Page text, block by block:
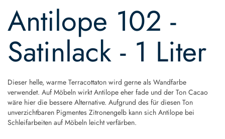
Antilope 102 -
Satinlack - 1 Liter
Dieser helle, warme Terracottaton wird gerne als Wandfarbe
verwendet. Auf Möbeln wirkt Antilope eher fade und der Ton Cacao
wäre hier die bessere Alternative. Aufgrund des für diesen Ton
unverzichtbaren Pigmentes Zitronengelb kann sich Antilope bei
Schleifarbeiten auf Möbeln leicht verfärben.
the
beginning
the
images